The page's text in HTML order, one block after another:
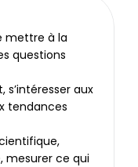
mettre à la
questions
s’intéresser aux
tendances
mesurer ce qui